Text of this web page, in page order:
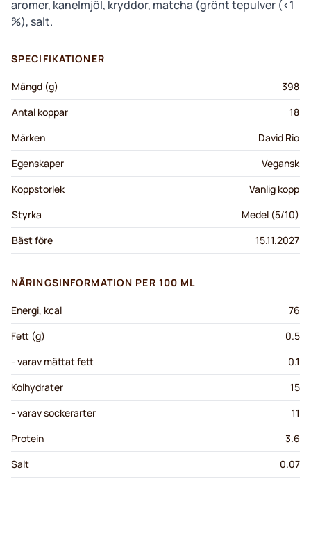
aromer, kanelmjöl, kryddor, matcha (grönt tepulver (<1
%), salt.
SPECIFIKATIONER
Mängd (g)
398
Antal koppar
18
Märken
David Rio
Egenskaper
Vegansk
Koppstorlek
Vanlig kopp
Styrka
Medel (5/10)
Bäst före
15.11.2027
NÄRINGSINFORMATION PER 100 ML
Energi, kcal
76
Fett (g)
0.5
- varav mättat fett
0.1
Kolhydrater
15
- varav sockerarter
11
Protein
3.6
Salt
0.07